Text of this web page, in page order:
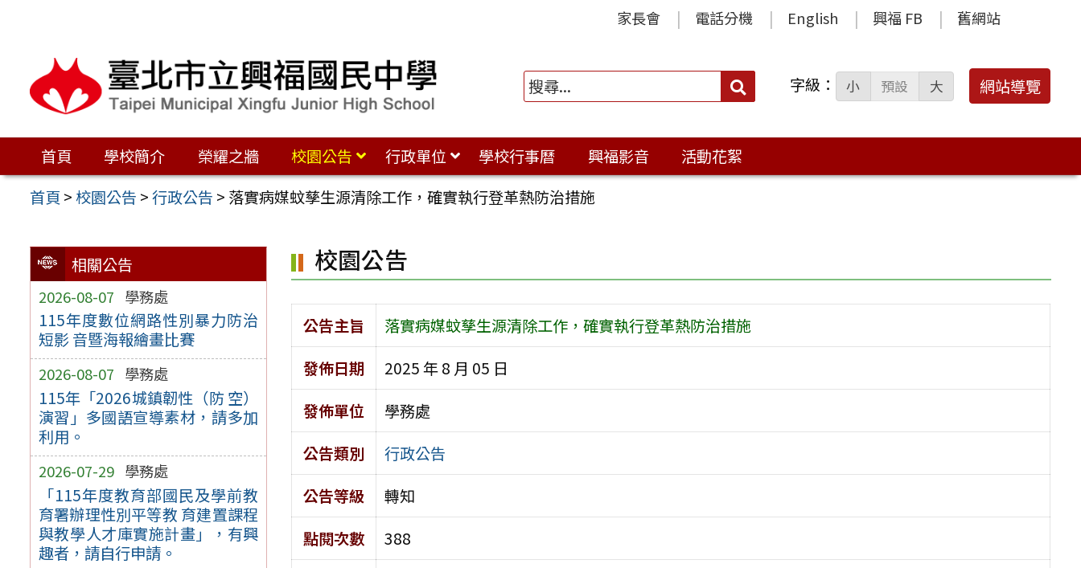
區
家長會 電話分機 English 興福 FB 舊網站
搜
字級： 小 預設 大 網站導覽
首頁 學校簡介 榮耀之牆 校園公告 行政單位 學校行事曆 興福影音
活動花絮
首頁 >校園公告 >行政公告 > 落實病媒蚊孳生源清除工作，確實執行登革熱防治措施
相關公告
2026-08-07 學務處
115年度數位網路性別暴力防治
短影 音暨海報繪畫比賽
2026-08-07 學務處
115年「2026城鎮韌性（防 空）
演習」多國語宣導素材，請多加
利用。
2026-07-29 學務處
「115年度教育部國民及學前教
育署辦理性別平等教 育建置課程
與教學人才庫實施計畫」，有興
趣者，請自行申請。
校園公告
公告主旨
落實病媒蚊孳生源清除工作，確實執行登革熱防治措施
發佈日期
2025 年 8 月 05 日
發佈單位
學務處
公告類別
行政公告
公告等級
轉知
點閱次數
388